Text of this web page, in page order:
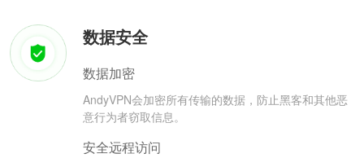
数据安全
数据加密
AndyVPN会加密所有传输的数据，防止黑客和其他恶
意行为者窃取信息。
安全远程访问